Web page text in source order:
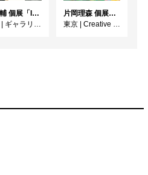
柏大輔 個展「Interview」
ギャラリー・パリオ
片岡理森 個展「虹のふもとの街」
東京
Creative Lounge MOV SHOWCASE - aiiima